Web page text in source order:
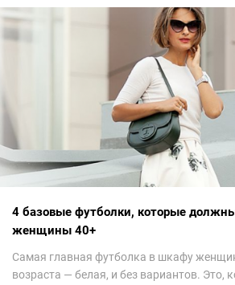
4 базовые футболки, которые
женщины 40+
Самая главная футболка в шкафу
возраста — белая, и без вариантов. Это,